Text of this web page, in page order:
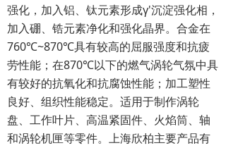
强化，加入铝、钛元素形成γ'沉淀强化相，
加入硼、锆元素净化和强化晶界。合金在
760℃~870℃具有较高的屈服强度和抗疲
劳性能；在870℃以下的燃气涡轮气氛中具
有较好的抗氧化和抗腐蚀性能；加工塑性
良好、组织性能稳定。适用于制作涡轮
盘、工作叶片、高温紧固件、火焰筒、轴
和涡轮机匣等零件。上海欣柏主要产品有